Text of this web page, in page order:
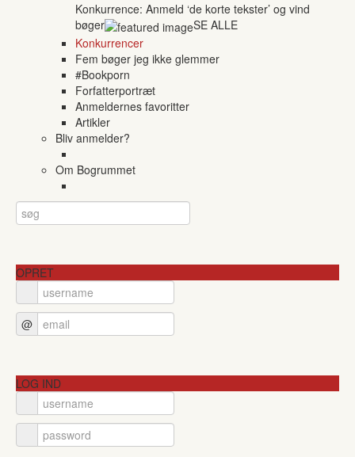
Konkurrence: Anmeld ‘de korte tekster’ og vind
bøger
SE ALLE
Konkurrencer
Fem bøger jeg ikke glemmer
#Bookporn
Forfatterportræt
Anmeldernes favoritter
Artikler
Bliv anmelder?
Om Bogrummet
OPRET
@
LOG IND